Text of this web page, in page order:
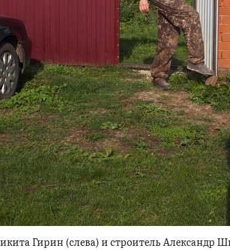
Гирин (слева) и строитель